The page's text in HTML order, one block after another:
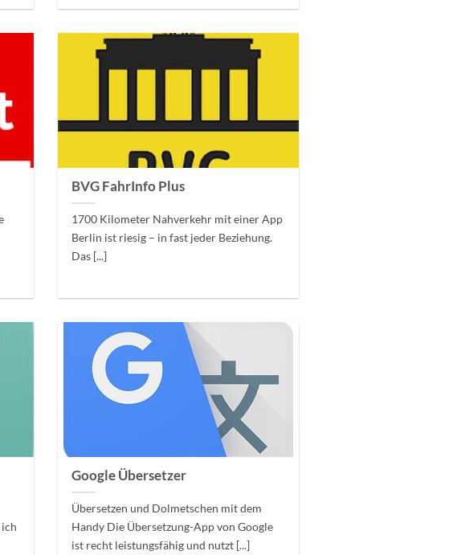
BVG FahrInfo Plus
1700 Kilometer Nahverkehr mit einer App
Berlin ist riesig – in fast jeder Beziehung.
Das [...]
Google Übersetzer
Übersetzen und Dolmetschen mit dem
Handy Die Übersetzung-App von Google
ist recht leistungsfähig und nutzt [...]